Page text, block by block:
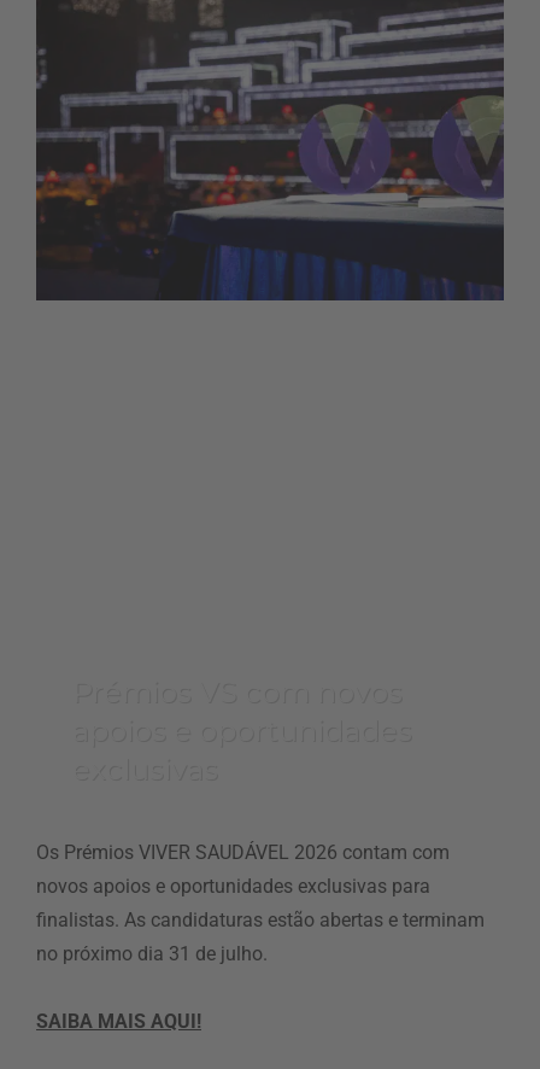
Os Prémios VIVER SAUDÁVEL 2026 contam com
novos apoios e oportunidades exclusivas para
finalistas. As candidaturas estão abertas e terminam
no próximo dia 31 de julho.
SAIBA MAIS AQUI!